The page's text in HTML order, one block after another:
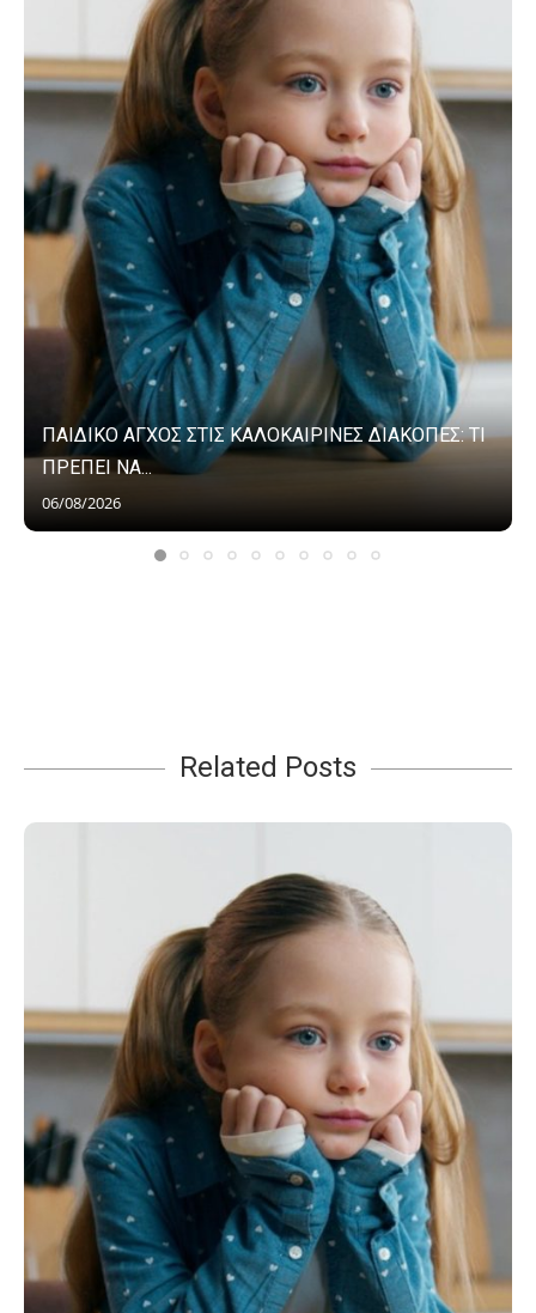
ΠΑΙΔΙΚΟ ΑΓΧΟΣ ΣΤΙΣ ΚΑΛΟΚΑΙΡΙΝΕΣ ΔΙΑΚΟΠΕΣ: ΤΙ
ΠΡΕΠΕΙ ΝΑ...
06/08/2026
Related Posts